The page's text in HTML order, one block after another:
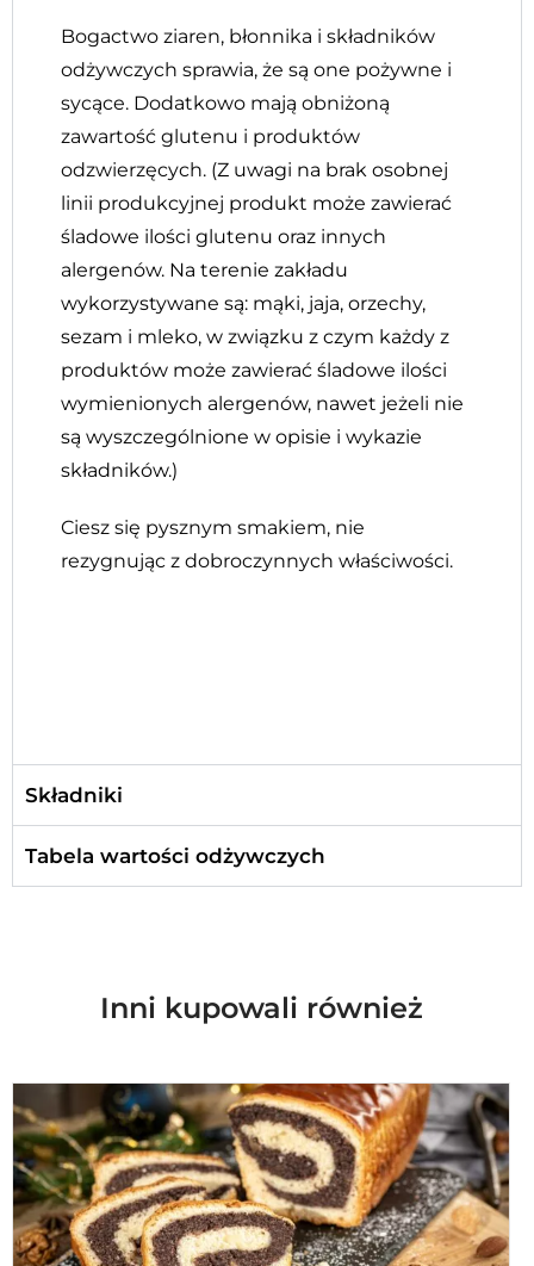
Bogactwo ziaren, błonnika i składników
odżywczych sprawia, że są one pożywne i
sycące. Dodatkowo mają obniżoną
zawartość glutenu i produktów
odzwierzęcych. (Z uwagi na brak osobnej
linii produkcyjnej produkt może zawierać
śladowe ilości glutenu oraz innych
alergenów. Na terenie zakładu
wykorzystywane są: mąki, jaja, orzechy,
sezam i mleko, w związku z czym każdy z
produktów może zawierać śladowe ilości
wymienionych alergenów, nawet jeżeli nie
są wyszczególnione w opisie i wykazie
składników.)
Ciesz się pysznym smakiem, nie
rezygnując z dobroczynnych właściwości.
Składniki
Tabela wartości odżywczych
Inni kupowali również